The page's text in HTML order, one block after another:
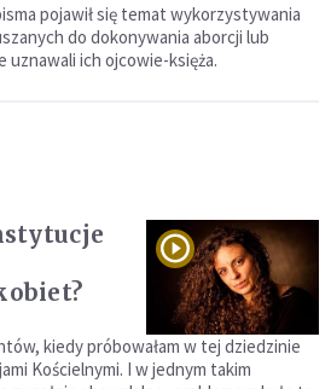
pojawił się temat wykorzystywania
do dokonywania aborcji lub
ich ojcowie-księża.
kiedy próbowałam w tej dziedzinie
Kościelnymi. I w jednym takim